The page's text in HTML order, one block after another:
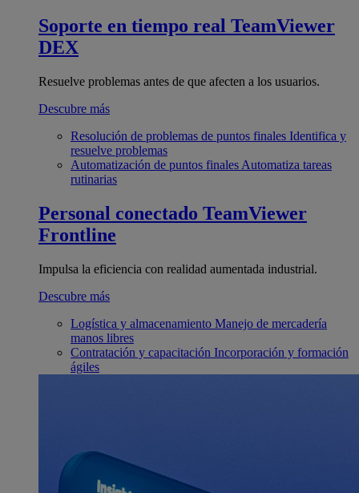
Soporte en tiempo real TeamViewer
DEX
Resuelve problemas antes de que afecten a los usuarios.
Descubre más
Resolución de problemas de puntos finales Identifica y
resuelve problemas
Automatización de puntos finales Automatiza tareas
rutinarias
Personal conectado TeamViewer
Frontline
Impulsa la eficiencia con realidad aumentada industrial.
Descubre más
Logística y almacenamiento Manejo de mercadería
manos libres
Contratación y capacitación Incorporación y formación
ágiles